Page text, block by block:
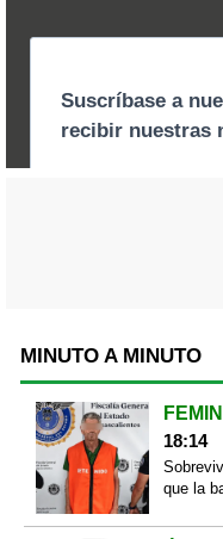
MINUTO A MINUTO
18:14
que la